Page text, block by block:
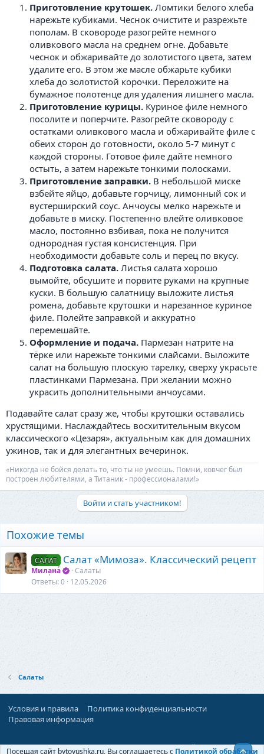
Приготовление крутошек. Ломтики белого хлеба
нарежьте кубиками. Чеснок очистите и разрежьте
пополам. В сковороде разогрейте немного
оливкового масла на среднем огне. Добавьте
чеснок и обжаривайте до золотистого цвета, затем
удалите его. В этом же масле обжарьте кубики
хлеба до золотистой корочки. Переложите на
бумажное полотенце для удаления лишнего масла.
Приготовление курицы. Куриное филе немного
посолите и поперчите. Разогрейте сковороду с
остатками оливкового масла и обжаривайте филе с
обеих сторон до готовности, около 5-7 минут с
каждой стороны. Готовое филе дайте немного
остыть, а затем нарежьте тонкими полосками.
Приготовление заправки. В небольшой миске
взбейте яйцо, добавьте горчицу, лимонный сок и
вустерширский соус. Анчоусы мелко нарежьте и
добавьте в миску. Постепенно влейте оливковое
масло, постоянно взбивая, пока не получится
однородная густая консистенция. При
необходимости добавьте соль и перец по вкусу.
Подготовка салата. Листья салата хорошо
вымойте, обсушите и порвите руками на крупные
куски. В большую салатницу выложите листья
ромена, добавьте крутошки и нарезанное куриное
филе. Полейте заправкой и аккуратно
перемешайте.
Оформление и подача. Пармезан натрите на
тёрке или нарежьте тонкими слайсами. Выложите
салат на большую плоскую тарелку, сверху украсьте
пластинками Пармезана. При желании можно
украсить дополнительными анчоусами.
Подавайте салат сразу же, чтобы крутошки оставались
хрустящими. Наслаждайтесь восхитительным вкусом
классического «Цезаря», актуальным как для домашних
ужинов, так и для элегантных вечеринок.
«Никогда не бойся делать то, что ты не умеешь. Помни, ковчег был
построен любителями, а Титаник - профессионалами!»
Войти и стать участником!
Похожие темы
САЛАТ Салат «Мимоза». Классический рецепт
Милана
Салаты
Ответы 0 12.05.2026
Салаты
Условия и правила
Политика конфиденциальности
Правовая информация
При поддержке:«Территория Дискуссий»
Посещая сайт bytovushka.ru, Вы соглашаетесь с Политикой обработки
Верх